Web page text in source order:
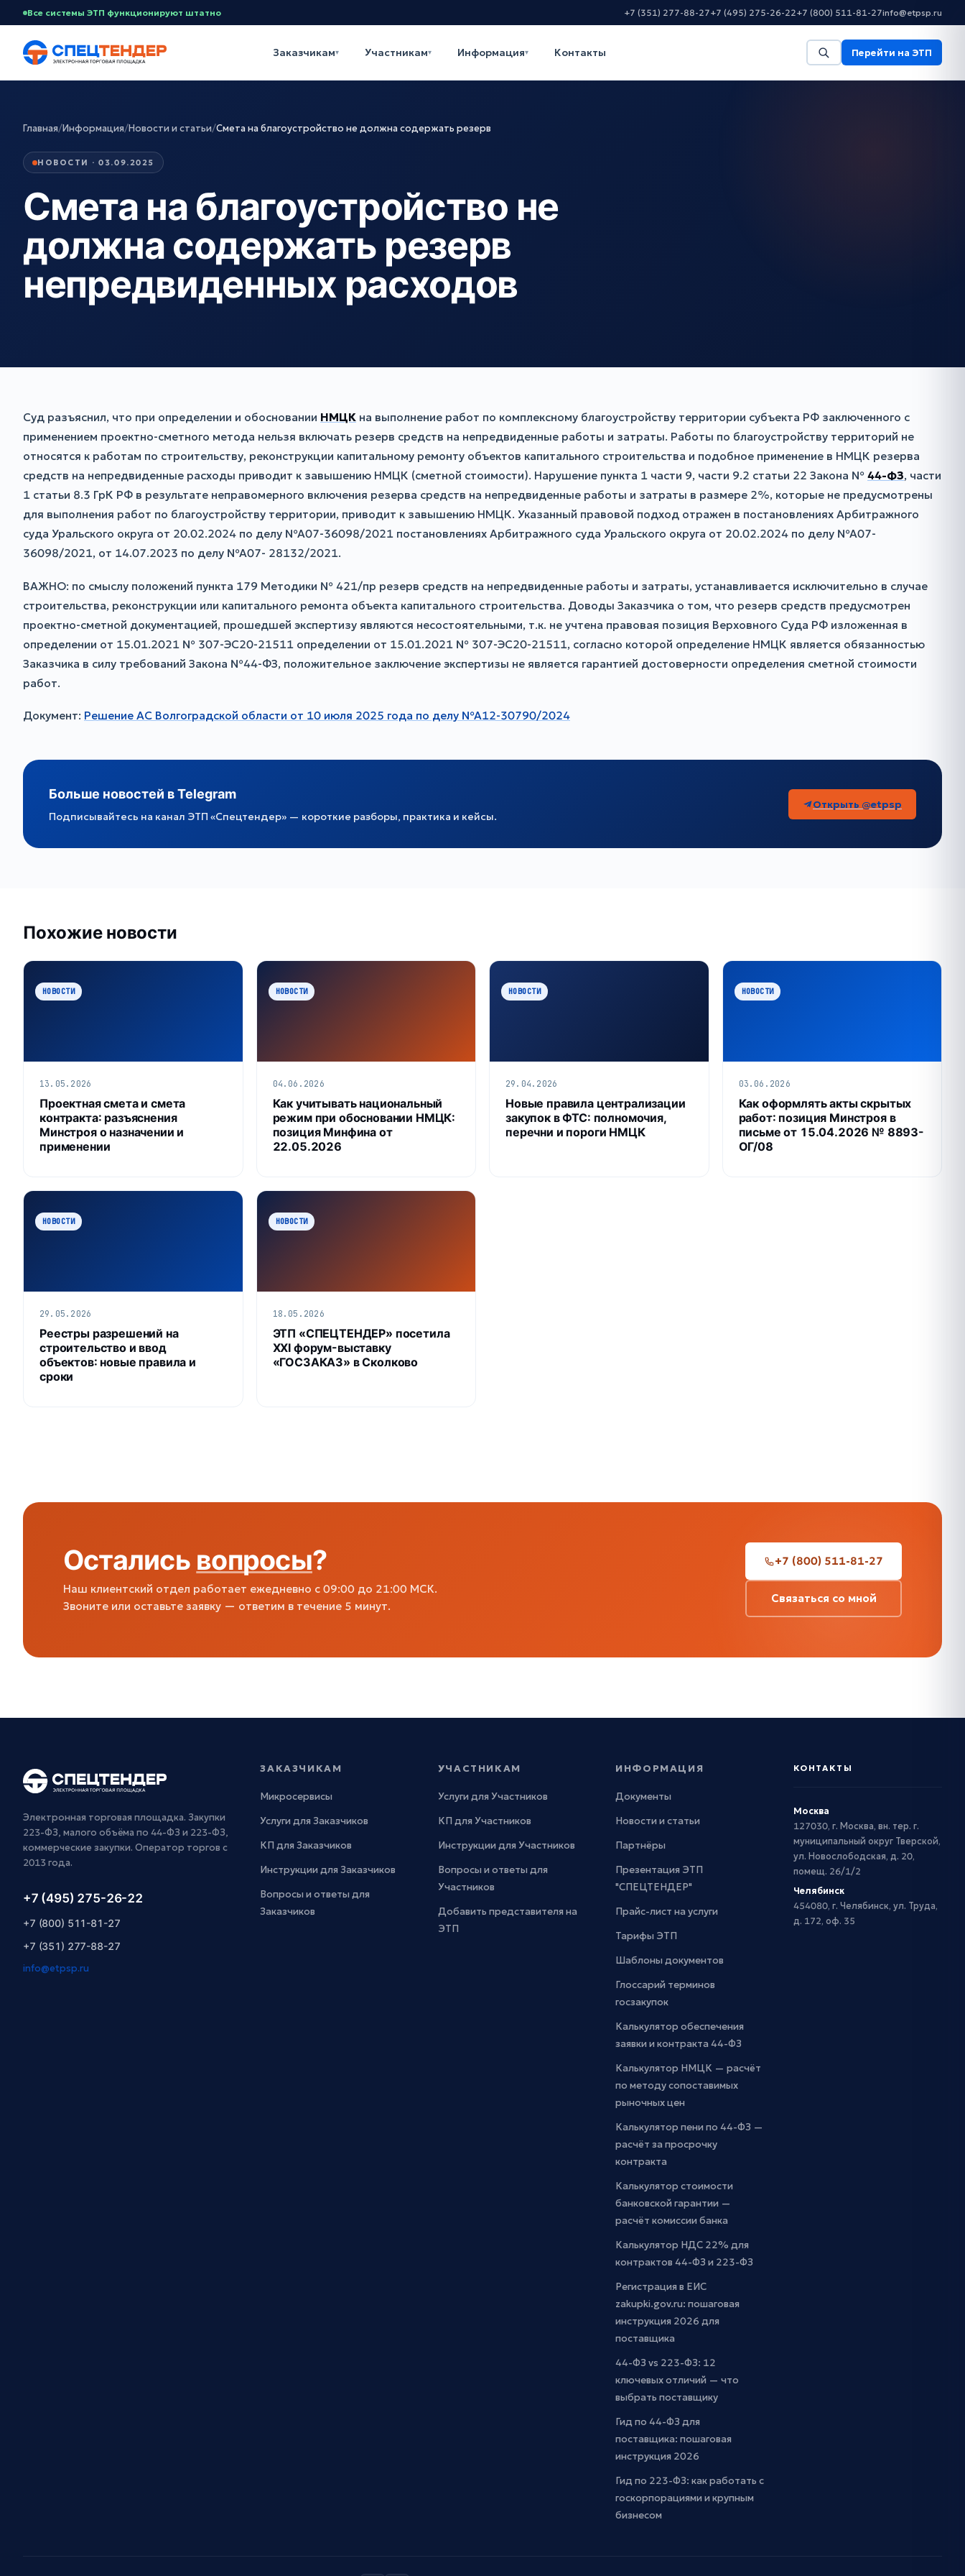
Все системы ЭТП функционируют штатно +7 (351) 277-88-27+7 (495) 275-26-22+7 (800) 511-81-27info@etpsp.ru
Заказчикам▾ Участникам▾ Информация▾ Контакты Перейти на ЭТП
Главная/Информация/Новости и статьи/Смета на благоустройство не должна содержать резерв
НОВОСТИ · 03.09.2025
Смета на благоустройство не
должна содержать резерв
непредвиденных расходов
Суд разъяснил, что при определении и обосновании НМЦК на выполнение работ по комплексному благоустройству территории субъекта РФ заключенного с
применением проектно-сметного метода нельзя включать резерв средств на непредвиденные работы и затраты. Работы по благоустройству территорий не
относятся к работам по строительству, реконструкции капитальному ремонту объектов капитального строительства и подобное применение в НМЦК резерва
средств на непредвиденные расходы приводит к завышению НМЦК (сметной стоимости). Нарушение пункта 1 части 9, части 9.2 статьи 22 Закона № 44-ФЗ, части
1 статьи 8.3 ГрК РФ в результате неправомерного включения резерва средств на непредвиденные работы и затраты в размере 2%, которые не предусмотрены
для выполнения работ по благоустройству территории, приводит к завышению НМЦК. Указанный правовой подход отражен в постановлениях Арбитражного
суда Уральского округа от 20.02.2024 по делу №А07-36098/2021 постановлениях Арбитражного суда Уральского округа от 20.02.2024 по делу №А07-
36098/2021, от 14.07.2023 по делу №А07- 28132/2021.
ВАЖНО: по смыслу положений пункта 179 Методики № 421/пр резерв средств на непредвиденные работы и затраты, устанавливается исключительно в случае
строительства, реконструкции или капитального ремонта объекта капитального строительства. Доводы Заказчика о том, что резерв средств предусмотрен
проектно-сметной документацией, прошедшей экспертизу являются несостоятельными, т.к. не учтена правовая позиция Верховного Суда РФ изложенная в
определении от 15.01.2021 № 307-ЭС20-21511 определении от 15.01.2021 № 307-ЭС20-21511, согласно которой определение НМЦК является обязанностью
Заказчика в силу требований Закона №44-ФЗ, положительное заключение экспертизы не является гарантией достоверности определения сметной стоимости
работ.
Документ: Решение АС Волгоградской области от 10 июля 2025 года по делу №А12-30790/2024
Больше новостей в Telegram
Подписывайтесь на канал ЭТП «Спецтендер» — короткие разборы, практика и кейсы.
Открыть @etpsp
Похожие новости
НОВОСТИ
13.05.2026
Проектная смета и смета
контракта: разъяснения
Минстроя о назначении и
применении
НОВОСТИ
04.06.2026
Как учитывать национальный
режим при обосновании НМЦК:
позиция Минфина от
22.05.2026
НОВОСТИ
29.04.2026
Новые правила централизации
закупок в ФТС: полномочия,
перечни и пороги НМЦК
НОВОСТИ
03.06.2026
Как оформлять акты скрытых
работ: позиция Минстроя в
письме от 15.04.2026 № 8893-
ОГ/08
НОВОСТИ
29.05.2026
Реестры разрешений на
строительство и ввод
объектов: новые правила и
сроки
НОВОСТИ
18.05.2026
ЭТП «СПЕЦТЕНДЕР» посетила
XXI форум-выставку
«ГОСЗАКАЗ» в Сколково
Остались вопросы?
Наш клиентский отдел работает ежедневно с 09:00 до 21:00 МСК.
Звоните или оставьте заявку — ответим в течение 5 минут.
+7 (800) 511-81-27
Связаться со мной
Электронная торговая площадка. Закупки
223-ФЗ, малого объёма по 44-ФЗ и 223-ФЗ,
коммерческие закупки. Оператор торгов с
2013 года.
+7 (495) 275-26-22
+7 (800) 511-81-27
+7 (351) 277-88-27
info@etpsp.ru
ЗАКАЗЧИКАМ
Микросервисы
Услуги для Заказчиков
КП для Заказчиков
Инструкции для Заказчиков
Вопросы и ответы для
Заказчиков
УЧАСТНИКАМ
Услуги для Участников
КП для Участников
Инструкции для Участников
Вопросы и ответы для
Участников
Добавить представителя на
ЭТП
ИНФОРМАЦИЯ
Документы
Новости и статьи
Партнёры
Презентация ЭТП
"СПЕЦТЕНДЕР"
Прайс-лист на услуги
Тарифы ЭТП
Шаблоны документов
Глоссарий терминов
госзакупок
Калькулятор обеспечения
заявки и контракта 44-ФЗ
Калькулятор НМЦК — расчёт
по методу сопоставимых
рыночных цен
Калькулятор пени по 44-ФЗ —
расчёт за просрочку
контракта
Калькулятор стоимости
банковской гарантии —
расчёт комиссии банка
Калькулятор НДС 22% для
контрактов 44-ФЗ и 223-ФЗ
Регистрация в ЕИС
zakupki.gov.ru: пошаговая
инструкция 2026 для
поставщика
44-ФЗ vs 223-ФЗ: 12
ключевых отличий — что
выбрать поставщику
Гид по 44-ФЗ для
поставщика: пошаговая
инструкция 2026
Гид по 223-ФЗ: как работать с
госкорпорациями и крупным
бизнесом
КОНТАКТЫ
Москва
127030, г. Москва, вн. тер. г.
муниципальный округ Тверской,
ул. Новослободская, д. 20,
помещ. 26/1/2
Челябинск
454080, г. Челябинск, ул. Труда,
д. 172, оф. 35